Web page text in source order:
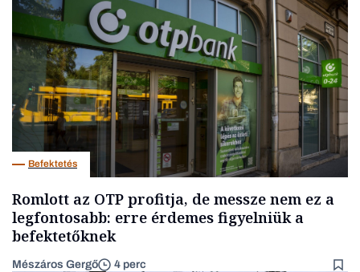
Befektetés
Romlott az OTP profitja, de messze nem ez a
legfontosabb: erre érdemes figyelniük a
befektetőknek
Mészáros Gergő 4 perc